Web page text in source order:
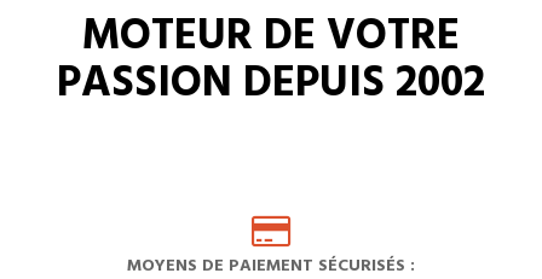
MOTEUR DE VOTRE
PASSION DEPUIS 2002
MOYENS DE PAIEMENT SÉCURISÉS :